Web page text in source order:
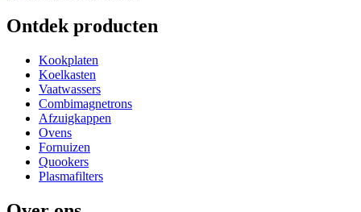
Ontdek producten
Kookplaten
Koelkasten
Vaatwassers
Combimagnetrons
Afzuigkappen
Ovens
Fornuizen
Quookers
Plasmafilters